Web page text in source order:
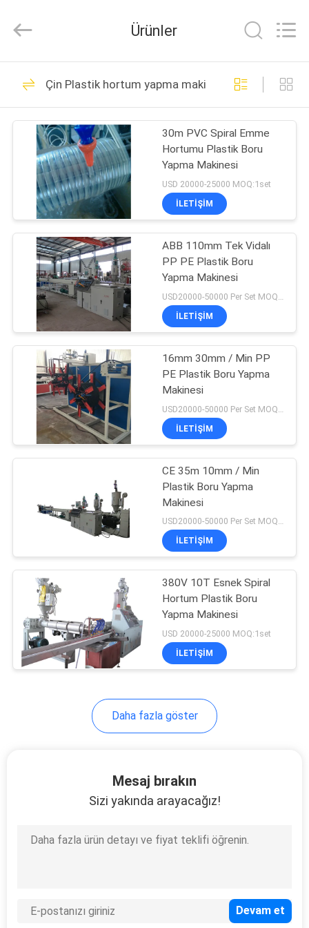
EVDE
ÜRÜN
VIDEOLAR
HAKKIMIZDA
FABRIKA
TURU
KALITE
KONTROL
BIZIMLE
İLETIŞIM
HABERLER
DAVALAR
İNDIRIM
İSTE
SITE
HARITASI
POLITIKASI
Ltd..
Developed
plastik hasır
makinesi
18
Plastik Levha Üretim
Makinesi
28
plastik profiller
yapma makinesi
55
Plastik Granül
Yapma Makinesi
9
Plastik hortum
yapma makinesi
5
Ürünler
Çin Plastik hortum yapma makinesi
30m PVC Spiral Emme
Hortumu Plastik Boru
Yapma Makinesi
USD 20000-25000 MOQ:1set
İLETIŞIM
ABB 110mm Tek Vidalı
PP PE Plastik Boru
Yapma Makinesi
İLETIŞIM
16mm 30mm / Min PP
PE Plastik Boru Yapma
Makinesi
İLETIŞIM
CE 35m 10mm / Min
Plastik Boru Yapma
Makinesi
USD20000-50000 Per Set MOQ:1 Takım
İLETIŞIM
380V 10T Esnek Spiral
Hortum Plastik Boru
Yapma Makinesi
USD 20000-25000 MOQ:1set
İLETIŞIM
Daha fazla göster
Mesaj bırakın
Sizi yakında arayacağız!